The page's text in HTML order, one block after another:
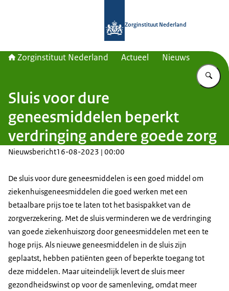
Zorginstituut Nederland
Zorginstituut Nederland Actueel Nieuws
Sluis voor dure
geneesmiddelen beperkt
verdringing andere goede zorg
Nieuwsbericht16-08-2023 | 00:00
De sluis voor dure geneesmiddelen is een goed middel om
ziekenhuisgeneesmiddelen die goed werken met een
betaalbare prijs toe te laten tot het basispakket van de
zorgverzekering. Met de sluis verminderen we de verdringing
van goede ziekenhuiszorg door geneesmiddelen met een te
hoge prijs. Als nieuwe geneesmiddelen in de sluis zijn
geplaatst, hebben patiënten geen of beperkte toegang tot
deze middelen. Maar uiteindelijk levert de sluis meer
gezondheidswinst op voor de samenleving, omdat meer